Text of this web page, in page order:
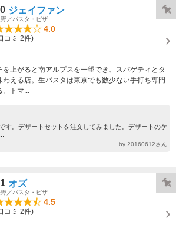
ジェイファン
／パスタ・ピザ
4.0
コミ 2件)
上がると南アルプスを一望でき、スパゲティとタ
わえる店。生パスタは東京でも数少ない手打ち専門
。トマ...
す。デザートセットを注文してみました。デザートのケ
by 20160612さん
オズ
／パスタ・ピザ
4.5
コミ 2件)